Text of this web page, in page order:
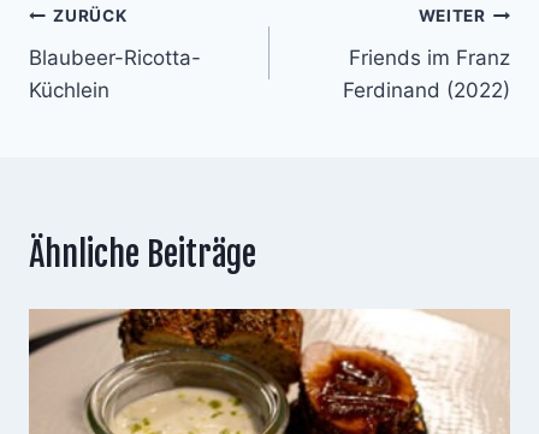
Beitragsnavigation
ZURÜCK
Blaubeer-Ricotta-
Küchlein
WEITER
Friends im Franz
Ferdinand (2022)
Ähnliche Beiträge